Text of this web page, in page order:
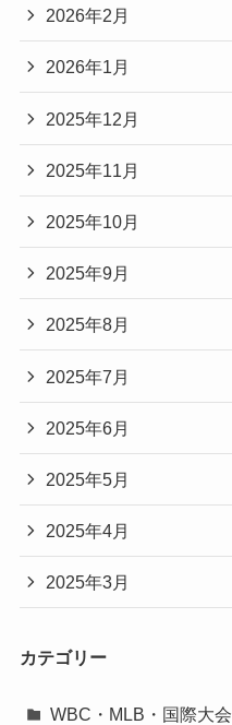
2026年2月
2026年1月
2025年12月
2025年11月
2025年10月
2025年9月
2025年8月
2025年7月
2025年6月
2025年5月
2025年4月
2025年3月
カテゴリー
WBC・MLB・国際大会